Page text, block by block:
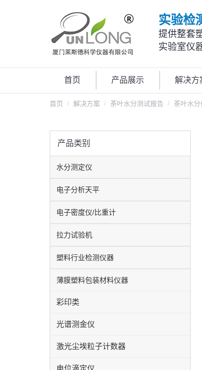
实验检
提供整套
实验室仪
首页 产品展示 解决方
您在这里：
首页 解决方案 茶叶水分测试报告 茶叶水
产品类别
水分测定仪
电子分析天平
电子密度仪/比重计
拉力试验机
塑料行业检测仪器
薄膜塑料包装材料仪器
彩印类
光谱测金仪
激光尘埃粒子计数器
电位滴定仪